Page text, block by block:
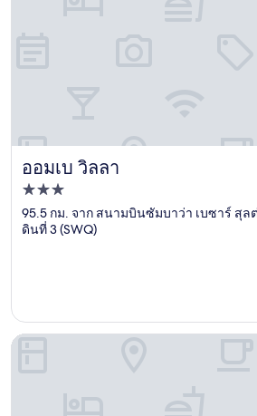
ออมเบ วิลลา
ออมเบ วิลลา
ที่พัก
3.0
ดาว
95.5 กม. จาก สนามบินซัมบาว่า เบซาร์ สุ
ดินที่ 3 (SWQ)
Sudamala Resort, Komodo, Labuan